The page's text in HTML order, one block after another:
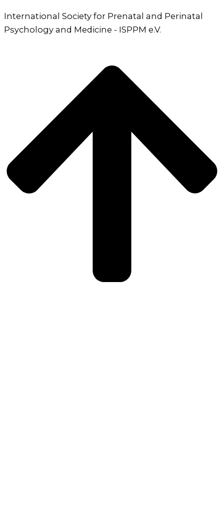
International Society for Prenatal and Perinatal
Psychology and Medicine - ISPPM e.V.